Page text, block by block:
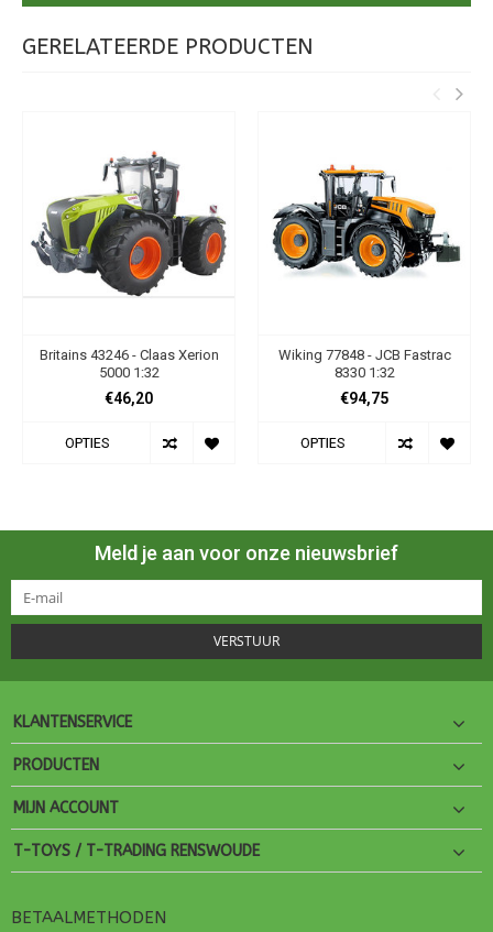
GERELATEERDE PRODUCTEN
Britains 43246 - Claas Xerion
5000 1:32
€46,20
OPTIES
Wiking 77848 - JCB Fastrac
8330 1:32
€94,75
OPTIES
Meld je aan voor onze nieuwsbrief
VERSTUUR
KLANTENSERVICE
PRODUCTEN
MIJN ACCOUNT
T-TOYS / T-TRADING RENSWOUDE
BETAALMETHODEN